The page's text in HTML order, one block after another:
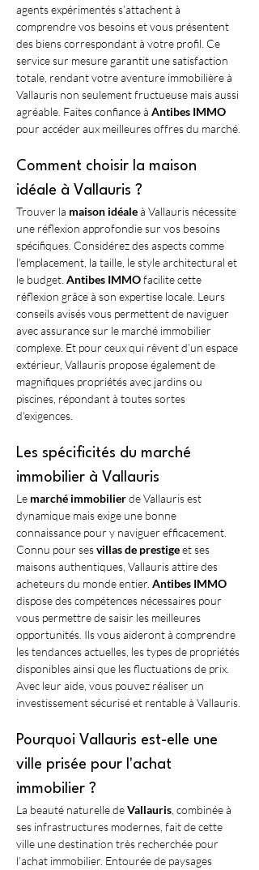
agents expérimentés s’attachent à
comprendre vos besoins et vous présentent
des biens correspondant à votre profil. Ce
service sur mesure garantit une satisfaction
totale, rendant votre aventure immobilière à
Vallauris non seulement fructueuse mais aussi
agréable. Faites confiance à Antibes IMMO
pour accéder aux meilleures offres du marché.
Comment choisir la maison
idéale à Vallauris ?
Trouver la maison idéale à Vallauris nécessite
une réflexion approfondie sur vos besoins
spécifiques. Considérez des aspects comme
l'emplacement, la taille, le style architectural et
le budget. Antibes IMMO facilite cette
réflexion grâce à son expertise locale. Leurs
conseils avisés vous permettent de naviguer
avec assurance sur le marché immobilier
complexe. Et pour ceux qui rêvent d’un espace
extérieur, Vallauris propose également de
magnifiques propriétés avec jardins ou
piscines, répondant à toutes sortes
d'exigences.
Les spécificités du marché
immobilier à Vallauris
Le marché immobilier de Vallauris est
dynamique mais exige une bonne
connaissance pour y naviguer efficacement.
Connu pour ses villas de prestige et ses
maisons authentiques, Vallauris attire des
acheteurs du monde entier. Antibes IMMO
dispose des compétences nécessaires pour
vous permettre de saisir les meilleures
opportunités. Ils vous aideront à comprendre
les tendances actuelles, les types de propriétés
disponibles ainsi que les fluctuations de prix.
Avec leur aide, vous pouvez réaliser un
investissement sécurisé et rentable à Vallauris.
Pourquoi Vallauris est-elle une
ville prisée pour l'achat
immobilier ?
La beauté naturelle de Vallauris , combinée à
ses infrastructures modernes, fait de cette
ville une destination très recherchée pour
l’achat immobilier. Entourée de paysages